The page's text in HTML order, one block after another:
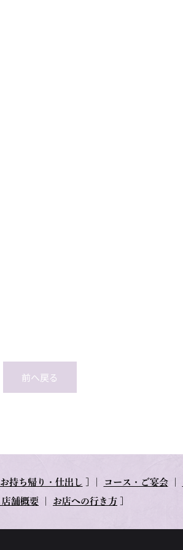
前へ戻る
お持ち帰り・仕出し コース・ご宴会｜
店舗概要 お店への行き方